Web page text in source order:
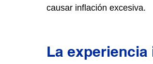
causar inflación excesiva.
La experiencia